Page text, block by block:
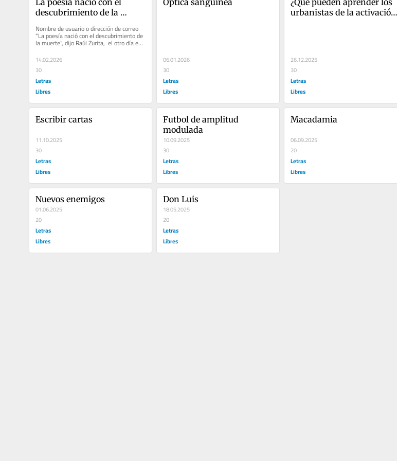
descubrimiento de la
Nombre de usuario o dirección de correo
“La poesía nació con el descubrimiento de
la muerte”, dijo Raúl Zurita,  el otro día en
la Feria del...
14.02.2026
30
Letras
Libres
06.01.2026
30
Letras
Libres
urbanistas de la activación
26.12.2025
30
Letras
Libres
Escribir cartas
11.10.2025
30
Letras
Libres
Futbol de amplitud
modulada
10.09.2025
30
Letras
Libres
Macadamia
06.09.2025
20
Letras
Libres
Nuevos enemigos
01.06.2025
20
Letras
Libres
Don Luis
18.05.2025
20
Letras
Libres